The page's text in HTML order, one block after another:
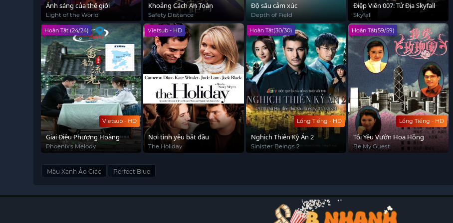
Ánh sáng của thế giới
Light of the World
Khoảng Cách An Toàn
Safety Distance
Độ sâu cảm xúc
Depth of Field
Điệp Viên 007: Tử Địa Skyfall
Skyfall
Vietsub - HD
Hoàn Tất (24/24)
Giai Điệu Phượng Hoàng
Phoenix's Melody
Vietsub - HD
Nơi tình yêu bắt đầu
The Holiday
Lồng Tiếng - HD
Hoàn Tất(30/30)
Nghịch Thiên Kỳ Án 2
Sinister Beings 2
Lồng Tiếng - HD
Hoàn Tất(59/59)
Tôi Yêu Vườn Hoa Hồng
Be My Guest
Màu Xanh Ảo Giác Perfect Blue